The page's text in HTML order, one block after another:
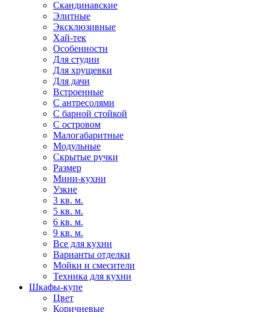
Скандинавские
Элитные
Эксклюзивные
Хай-тек
Особенности
Для студии
Для хрущевки
Для дачи
Встроенные
С антресолями
С барной стойкой
С островом
Малогабаритные
Модульные
Скрытые ручки
Размер
Мини-кухни
Узкие
3 кв. м.
5 кв. м.
6 кв. м.
9 кв. м.
Все для кухни
Варианты отделки
Мойки и смесители
Техника для кухни
Шкафы-купе
Цвет
Коричневые